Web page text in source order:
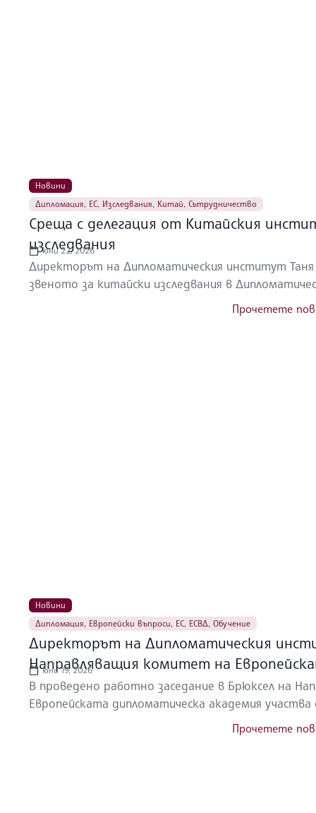
Новини
Дипломация, ЕС, Изследвания, Китай, Сътрудничество
Среща с делегация от Китайския
изследвания
юни 22, 2026
Директорът на Дипломатическия институт
звеното за китайски изследвания в
Прочетете
Новини
Дипломация, Европейски въпроси, ЕС, ЕСВД, Обучение
Директорът на Дипломатическия
Направляващия комитет на
юни 19, 2026
В проведено работно заседание в Брюксел на
Европейската дипломатическа академия
Прочетете